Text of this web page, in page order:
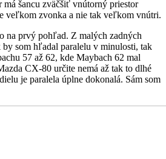
má šancu zväčšiť vnútorný priestor
veľkom zvonka a nie tak veľkom vnútri.
na prvý pohľad. Z malých zadných
som hľadal paralelu v minulosti, tak
57 až 62, kde Maybach 62 mal
CX-80 určite nemá až tak to dlhé
je paralela úplne dokonalá. Sám som